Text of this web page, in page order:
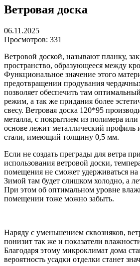
Ветровая доска
06.11.2025
Просмотров: 331
Ветровой доской, называют планку,
пространство, образующееся между
Функциональное значение этого
предотвращении продувания
позволяет обеспечить там
режим, а так же придания более
свесу. Ветровая доска 120*95
металла, с покрытием из полимера или
основе лежит металлический профиль
стали, имеющий толщину 0,5 мм.
Если не создать преграды для ветра
использования ветровой доски,
помещения не сможет удерживаться
Зимой там будет слишком холодно, а
При этом об оптимальном уровне
помещении тоже можно забыть.
Наряду с уменьшением сквозняков,
понизит так же и показатели
Благодаря этому микроклимат дома
вероятность усадки отделки станет